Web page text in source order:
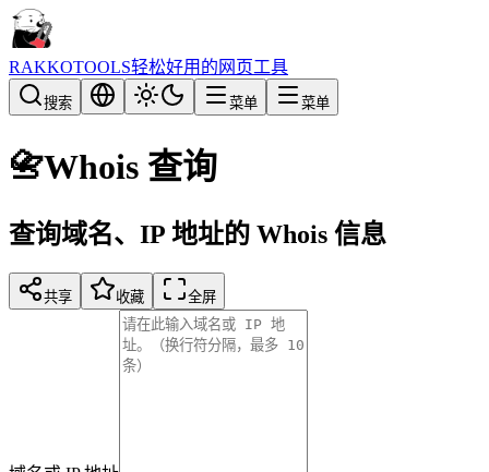
RAKKOTOOLS轻松好用的网页工具
搜索 菜单 菜单
📇Whois 查询
查询域名、IP 地址的 Whois 信息
共享 收藏 全屏